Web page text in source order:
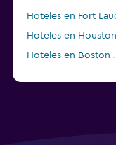
Hoteles en Fort
Hoteles en Houston
Hoteles en Boston